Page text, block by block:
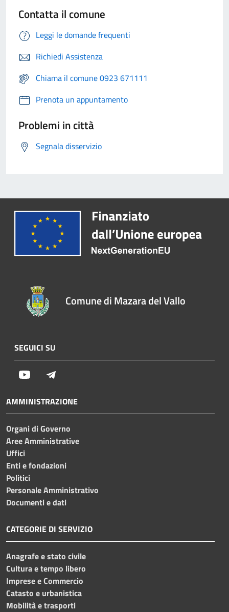
Contatta il comune
Leggi le domande frequenti
Richiedi Assistenza
Chiama il comune 0923 671111
Prenota un appuntamento
Problemi in città
Segnala disservizio
Comune di Mazara del Vallo
SEGUICI SU
Youtube
AMMINISTRAZIONE
Organi di Governo
Aree Amministrative
Uffici
Enti e fondazioni
Politici
Personale Amministrativo
Documenti e dati
CATEGORIE DI SERVIZIO
Anagrafe e stato civile
Cultura e tempo libero
Imprese e Commercio
Catasto e urbanistica
Mobilità e trasporti